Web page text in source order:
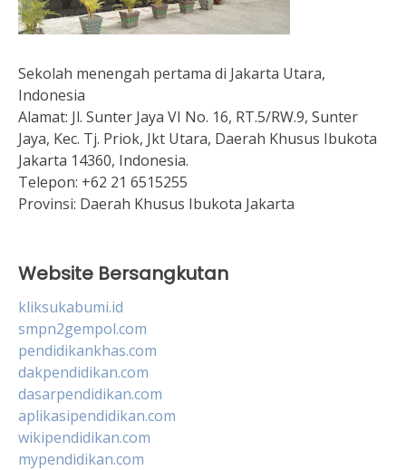
Sekolah menengah pertama di Jakarta Utara,
Indonesia
Alamat: Jl. Sunter Jaya VI No. 16, RT.5/RW.9, Sunter
Jaya, Kec. Tj. Priok, Jkt Utara, Daerah Khusus Ibukota
Jakarta 14360, Indonesia.
Telepon: +62 21 6515255
Provinsi: Daerah Khusus Ibukota Jakarta
Website Bersangkutan
kliksukabumi.id
smpn2gempol.com
pendidikankhas.com
dakpendidikan.com
dasarpendidikan.com
aplikasipendidikan.com
wikipendidikan.com
mypendidikan.com